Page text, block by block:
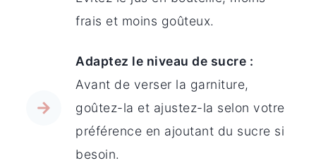
frais et moins goûteux.
Adaptez le niveau de sucre :
Avant de verser la garniture,
goûtez-la et ajustez-la selon votre
préférence en ajoutant du sucre si
besoin.